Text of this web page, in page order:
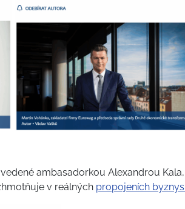
ambasadorkou Alexandrou
v reálných propojeních